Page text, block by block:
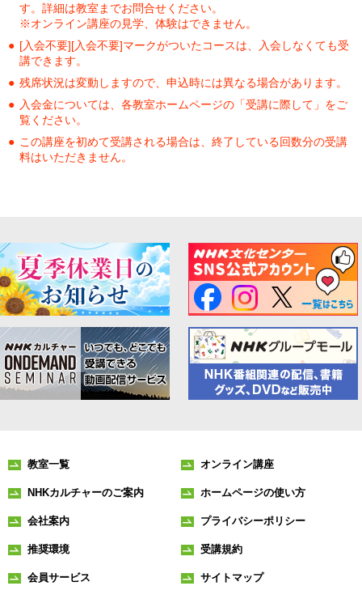
す。詳細は教室までお問合せください。
※オンライン講座の見学、体験はできません。
[入会不要][入会不要]マークがついたコースは、入会しなくても受
講できます。
残席状況は変動しますので、申込時には異なる場合があります。
入会金については、各教室ホームページの「受講に際して」をご
覧ください。
この講座を初めて受講される場合は、終了している回数分の受講
料はいただきません。
教室一覧 オンライン講座
NHKカルチャーのご案内 ホームページの使い方
会社案内 プライバシーポリシー
推奨環境 受講規約
会員サービス サイトマップ